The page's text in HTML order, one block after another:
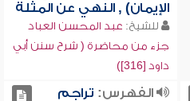
الإيمان) , النهي عن المثلة
للشيخ: عبد المحسن العباد
جزء من محاضرة ( شرح سنن أبي
داود [316])
الفهرس: تراجم